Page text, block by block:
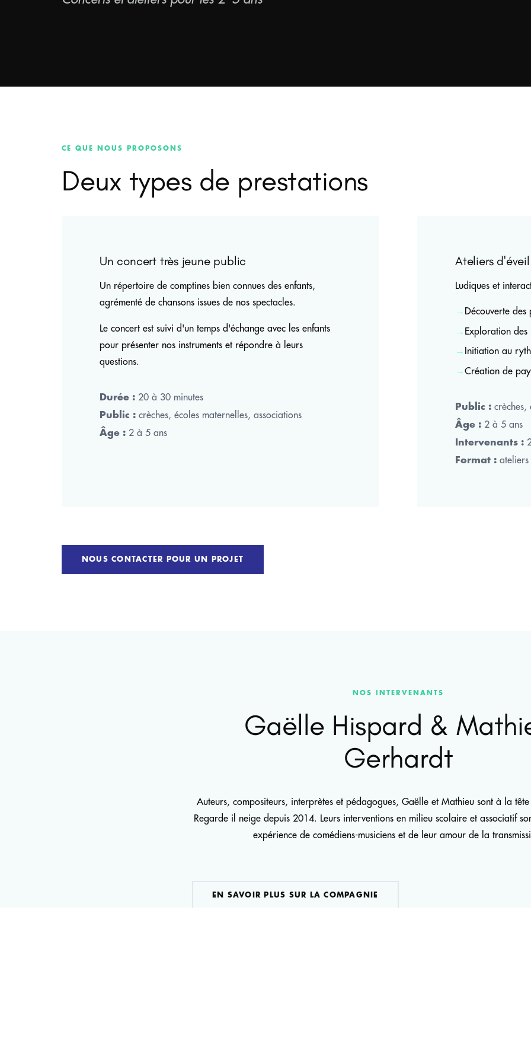
CE QUE NOUS PROPOSONS
Deux types de prestations
Un concert très jeune public
Un répertoire de comptines bien connues des enfants,
agrémenté de chansons issues de nos spectacles.
Le concert est suivi d'un temps d'échange avec les enfants
pour présenter nos instruments et répondre à leurs
questions.
Durée : 20 à 30 minutes
Public : crèches, écoles maternelles, associations
Âge : 2 à 5 ans
Ateliers
Ludiques et
→ Découverte des
→ Exploration des
→ Initiation au
→Création de
Public : crèches,
Âge : 2 à 5 ans
Intervenants :
Format :
NOUS CONTACTER POUR UN PROJET
NOS INTERVENANTS
Gaëlle Hispard &
Gerhardt
Auteurs, compositeurs, interprètes et pédagogues, Gaëlle et Mathieu sont à la
Regarde il neige depuis 2014. Leurs interventions en milieu scolaire et associatif
expérience de comédiens-musiciens et de leur amour de la
EN SAVOIR PLUS SUR LA COMPAGNIE